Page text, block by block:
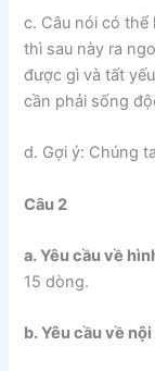
c. Câu nói có thể
thì sau này ra
được gì và tất
cần phải sống
d. Gợi ý: Chúng
Câu 2
a. Yêu cầu về
15 dòng.
b. Yêu cầu về